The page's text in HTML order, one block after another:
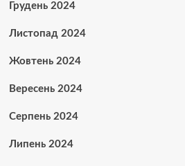
Грудень 2024
Листопад 2024
Жовтень 2024
Вересень 2024
Серпень 2024
Липень 2024